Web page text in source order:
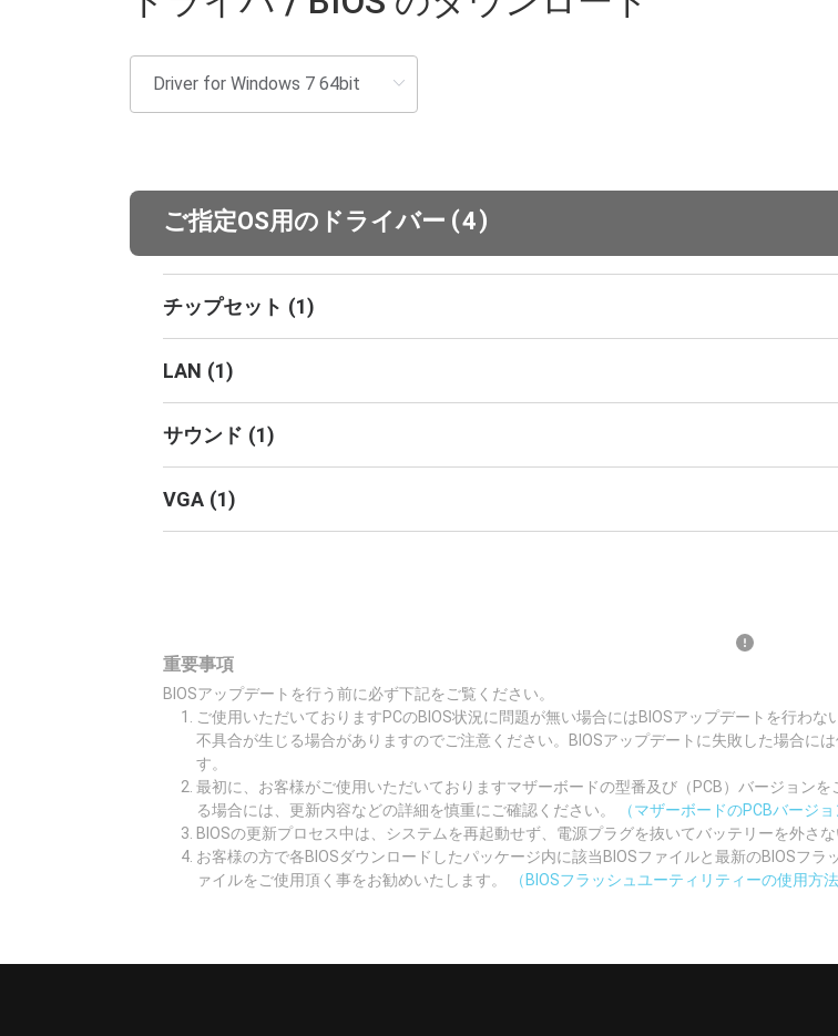
ご指定OS用のドライバー (4)
チップセット (1)
LAN (1)
サウンド (1)
VGA (1)
重要事項
BIOSアップデートを行う前に必ず下記をご覧ください。
ご使用いただいておりますPCのBIOS状況に問題が無い場合にはBIOSアップデートを行わ
不具合が生じる場合がありますのでご注意ください。BIOSアップデートに失敗した場合に
す。
最初に、お客様がご使用いただいておりますマザーボードの型番及び（PCB）バージョン
る場合には、更新内容などの詳細を慎重にご確認ください。
（マザーボードのPCBバージョ
BIOSの更新プロセス中は、システムを再起動せず、電源プラグを抜いてバッテリーを外さな
お客様の方で各BIOSダウンロードしたパッケージ内に該当BIOSファイルと最新のBIOSフ
ァイルをご使用頂く事をお勧めいたします。
（BIOSフラッシュユーティリティーの使用方法